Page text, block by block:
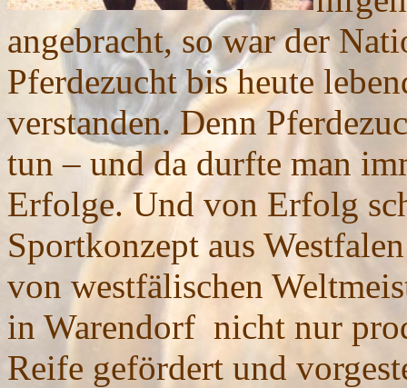
angebracht, so war der
Pferdezucht bis heute
verstanden. Denn
tun – und da durfte man
Erfolge. Und von Erfolg
Sportkonzept aus
von westfälischen
in Warendorf nicht nur
Reife gefördert und